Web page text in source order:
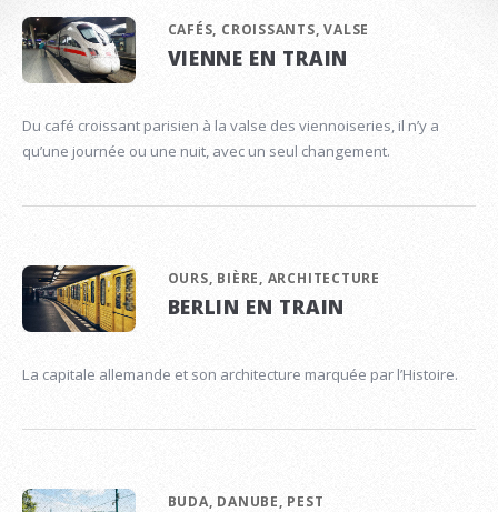
CAFÉS, CROISSANTS, VALSE
VIENNE EN TRAIN
Du café croissant parisien à la valse des viennoiseries, il n’y a
qu’une journée ou une nuit, avec un seul changement.
OURS, BIÈRE, ARCHITECTURE
BERLIN EN TRAIN
La capitale allemande et son architecture marquée par l’Histoire.
BUDA, DANUBE, PEST